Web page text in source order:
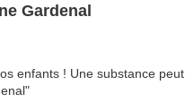
Gardenal